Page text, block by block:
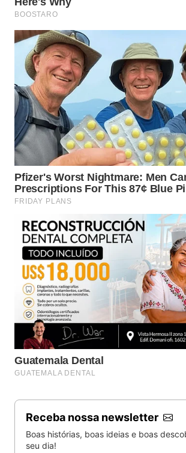
Receba nossa newsletter
Boas histórias, boas ideias e boas
seu dia!